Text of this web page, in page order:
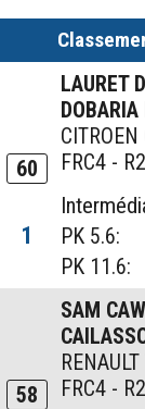
60
LAURET
CITROEN
FRC4 - R2
1
PK 5.6:
PK 11.6:
58
SAM
FRC4 - R2